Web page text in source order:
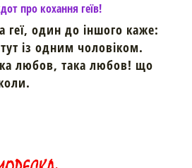
про кохання геїв!
геї, один до іншого каже:
із одним чоловіком.
любов, така любов! що